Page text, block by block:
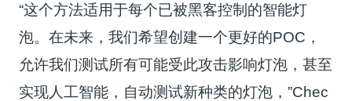
“这个方法适用于每个已被黑客控制的智能灯
泡。在未来，我们希望创建一个更好的POC，
允许我们测试所有可能受此攻击影响灯泡，甚至
实现人工智能，自动测试新种类的灯泡，”Chec